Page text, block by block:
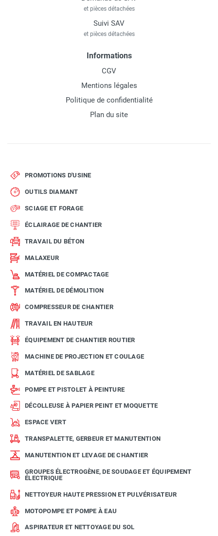
et pièces détachées
Suivi SAV
et pièces détachées
Informations
CGV
Mentions légales
Politique de confidentialité
Plan du site
PROMOTIONS D'USINE
OUTILS DIAMANT
SCIAGE ET FORAGE
ÉCLAIRAGE DE CHANTIER
TRAVAIL DU BÉTON
MALAXEUR
MATÉRIEL DE COMPACTAGE
MATÉRIEL DE DÉMOLITION
COMPRESSEUR DE CHANTIER
TRAVAIL EN HAUTEUR
ÉQUIPEMENT DE CHANTIER ROUTIER
MACHINE DE PROJECTION ET COULAGE
MATÉRIEL DE SABLAGE
POMPE ET PISTOLET À PEINTURE
DÉCOLLEUSE À PAPIER PEINT ET MOQUETTE
ESPACE VERT
TRANSPALETTE, GERBEUR ET MANUTENTION
MANUTENTION ET LEVAGE DE CHANTIER
GROUPES ÉLECTROGÈNE, DE SOUDAGE ET ÉQUIPEMENT
ÉLECTRIQUE
NETTOYEUR HAUTE PRESSION ET PULVÉRISATEUR
MOTOPOMPE ET POMPE À EAU
ASPIRATEUR ET NETTOYAGE DU SOL